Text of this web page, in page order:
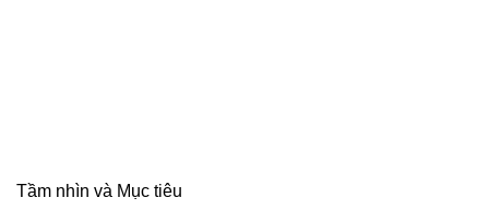
Tầm nhìn và Mục tiêu